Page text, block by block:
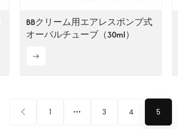
BBクリーム用エアレスポンプ式
オーバルチューブ（30ml）
1 3 4 5